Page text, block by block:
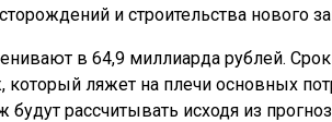
и строительства нового
в 64,9 миллиарда рублей.
который ляжет на плечи основных
рассчитывать исходя из